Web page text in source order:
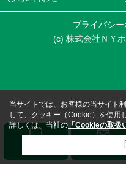
プライバシ
(c) 株式会社ＮＹ
当サイトでは、お客様の当サイト
して、クッキー（Cookie）を使用
詳しくは、当社の 「Cookieの取扱